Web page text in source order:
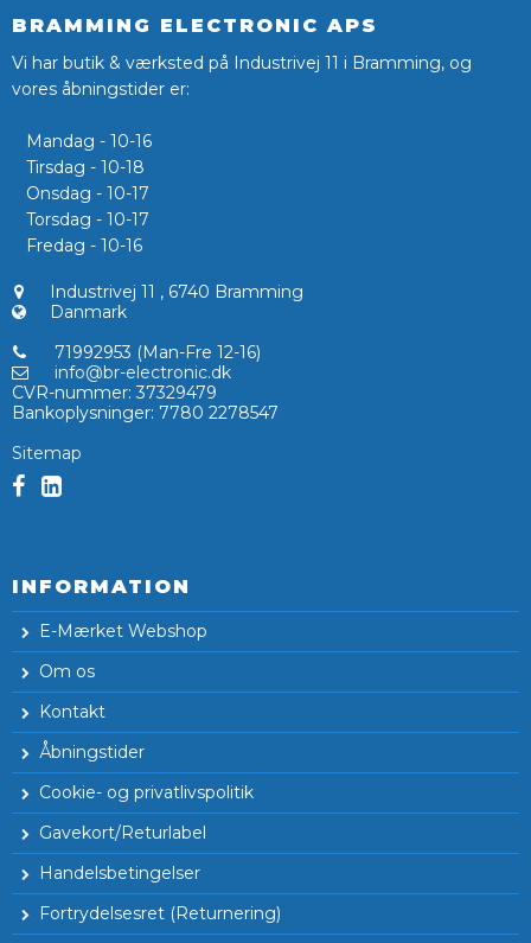
BRAMMING ELECTRONIC APS
Vi har butik & værksted på Industrivej 11 i Bramming, og
vores åbningstider er:
Mandag - 10-16
Tirsdag - 10-18
Onsdag - 10-17
Torsdag - 10-17
Fredag - 10-16
Industrivej 11 , 6740 Bramming
Danmark
71992953 (Man-Fre 12-16)
info@br-electronic.dk
CVR-nummer: 37329479
Bankoplysninger: 7780 2278547
Sitemap
INFORMATION
E-Mærket Webshop
Om os
Kontakt
Åbningstider
Cookie- og privatlivspolitik
Gavekort/Returlabel
Handelsbetingelser
Fortrydelsesret (Returnering)